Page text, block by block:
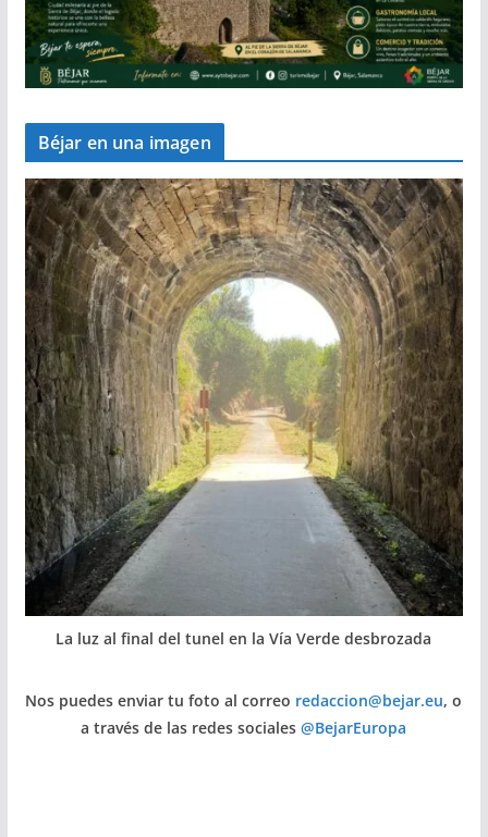
Béjar en una imagen
La luz al final del tunel en la Vía Verde desbrozada
Nos puedes enviar tu foto al correo redaccion@bejar.eu, o
a través de las redes sociales@BejarEuropa